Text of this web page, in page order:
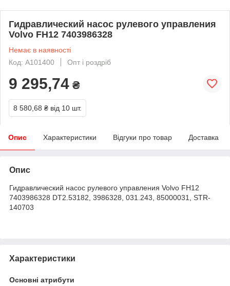
Гидравлический насос рулевого управления
Volvo FH12 7403986328
Немає в наявності
Код: A101400
Опт і роздріб
9 295,74 ₴
8 580,68 ₴ від 10 шт.
Опис Характеристики Відгуки про товар Доставка
Опис
Гидравлический насос рулевого управления Volvo FH12
7403986328 DT2.53182, 3986328, 031.243, 85000031, STR-
140703
Характеристики
Основні атрибути